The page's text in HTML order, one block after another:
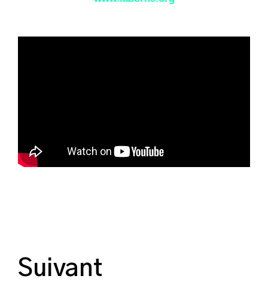
Suivant